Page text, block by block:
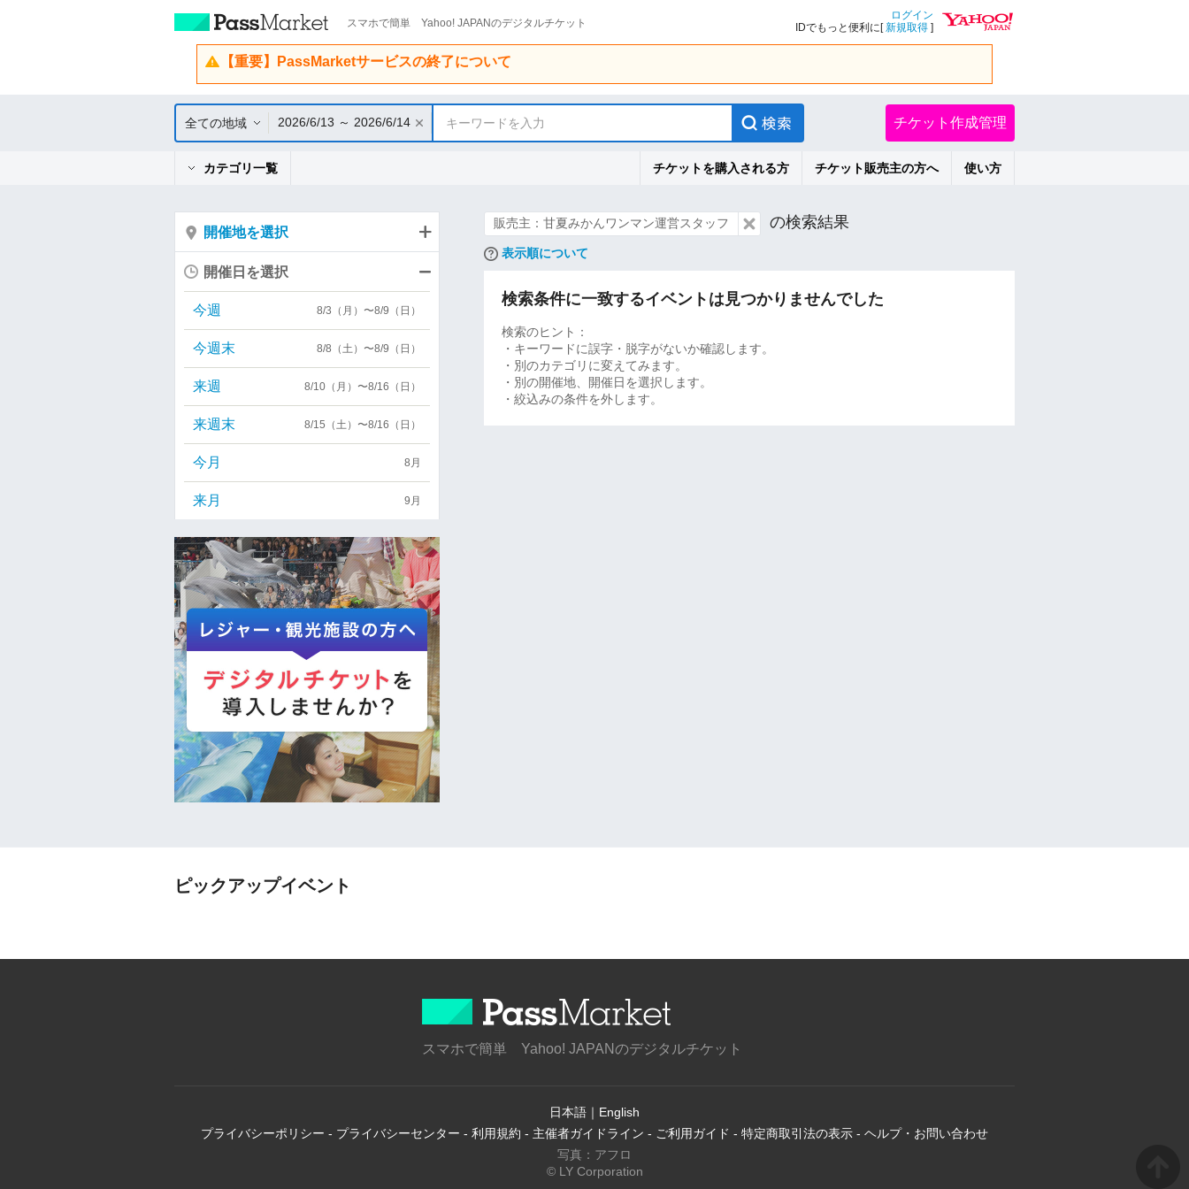
スマホで簡単 Yahoo! JAPANのデジタルチケット
ログイン
IDでもっと便利に[新規取得 ]
【重要】PassMarketサービスの終了について
全ての地域 2026/6/13 ～ 2026/6/14 キーワードを入力 チケット作成管理
カテゴリ一覧 チケットを購入される方 チケット販売主の方へ 使い方
販売主：甘夏みかんワンマン運営スタッフ の検索結果
表示順について
検索条件に一致するイベントは見つかりませんでした
検索のヒント：
・キーワードに誤字・脱字がないか確認します。
・別のカテゴリに変えてみます。
・別の開催地、開催日を選択します。
・絞込みの条件を外します。
開催地を選択
開催日を選択
今週 8/3（月）〜8/9（日）
今週末 8/8（土）〜8/9（日）
来週 8/10（月）〜8/16（日）
来週末 8/15（土）〜8/16（日）
今月 8月
来月 9月
ピックアップイベント
スマホで簡単 Yahoo! JAPANのデジタルチケット
日本語 ｜ English
プライバシーポリシー - プライバシーセンター - 利用規約 - 主催者ガイドライン - ご利用ガイド - 特定商取引法の表示 - ヘルプ・お問い合わせ
写真：アフロ
© LY Corporation